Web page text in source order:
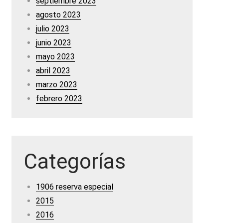
agosto 2023
julio 2023
junio 2023
mayo 2023
abril 2023
marzo 2023
febrero 2023
Categorías
1906 reserva especial
2015
2016